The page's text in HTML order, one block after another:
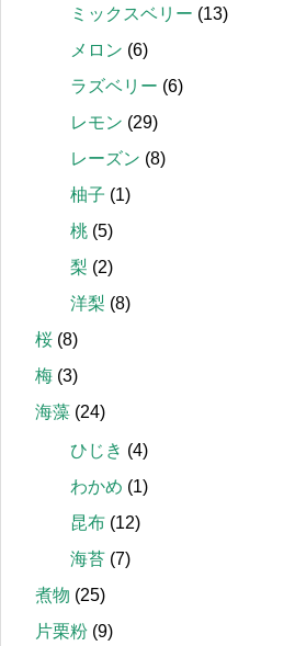
ミックスベリー (13)
メロン (6)
ラズベリー (6)
レモン (29)
レーズン (8)
柚子 (1)
桃 (5)
梨 (2)
洋梨 (8)
桜 (8)
梅 (3)
海藻 (24)
ひじき (4)
わかめ (1)
昆布 (12)
海苔 (7)
煮物 (25)
片栗粉 (9)